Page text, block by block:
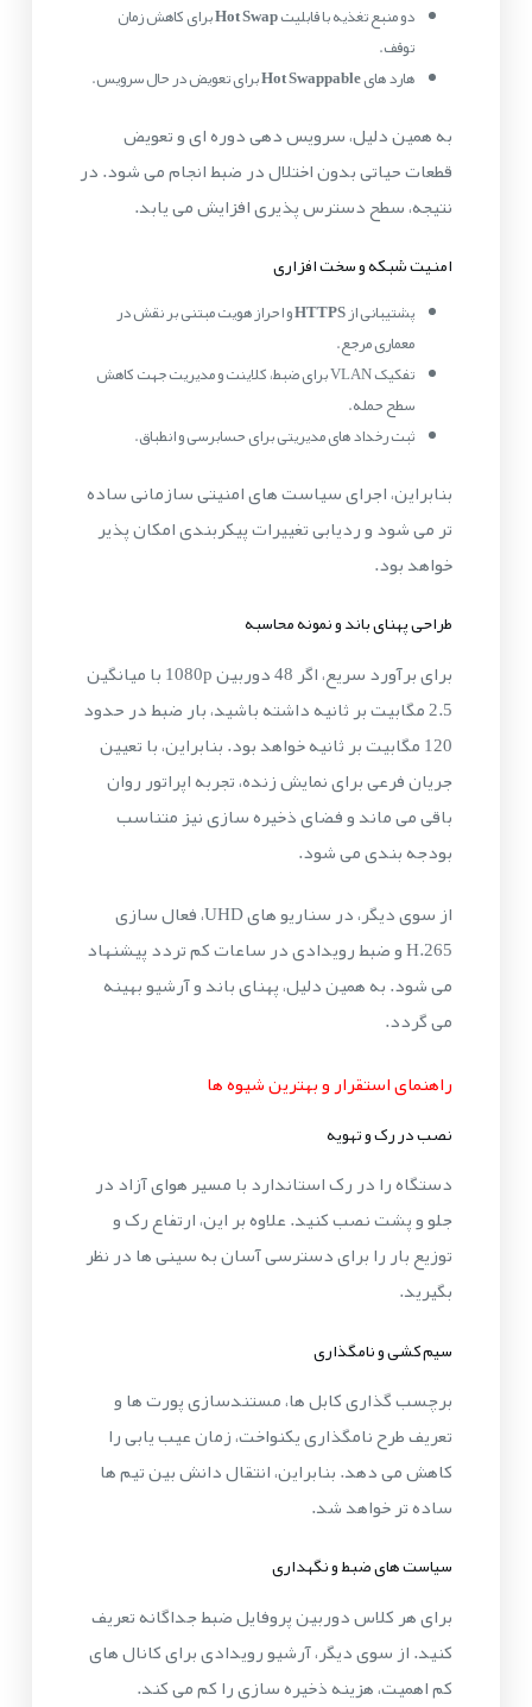
دو منبع تغذیه با قابلیتHot Swapبرای کاهش زمان
توقف.
هارد هایHot Swappableبرای تعویض در حال سرویس.
به همین دلیل، سرویس دهی دوره ای و تعویض
قطعات حیاتی بدون اختلال در ضبط انجام می شود. در
نتیجه، سطح دسترس پذیری افزایش می یابد.
امنیت شبکه و سخت افزاری
پشتیبانی ازHTTPSو احراز هویت مبتنی بر نقش در
معماری مرجع.
تفکیک VLAN برای ضبط، کلاینت و مدیریت جهت کاهش
سطح حمله.
ثبت رخداد های مدیریتی برای حسابرسی و انطباق.
بنابراین، اجرای سیاست های امنیتی سازمانی ساده
تر می شود و ردیابی تغییرات پیکربندی امکان پذیر
خواهد بود.
طراحی پهنای باند و نمونه محاسبه
برای برآورد سریع، اگر 48 دوربین 1080p با میانگین
2.5 مگابیت بر ثانیه داشته باشید، بار ضبط در حدود
120 مگابیت بر ثانیه خواهد بود. بنابراین، با تعیین
جریان فرعی برای نمایش زنده، تجربه اپراتور روان
باقی می ماند و فضای ذخیره سازی نیز متناسب
بودجه بندی می شود.
از سوی دیگر، در سناریو های UHD، فعال سازی
H.265 و ضبط رویدادی در ساعات کم تردد پیشنهاد
می شود. به همین دلیل، پهنای باند و آرشیو بهینه
می گردد.
راهنمای استقرار و بهترین شیوه ها
نصب در رک و تهویه
دستگاه را در رک استاندارد با مسیر هوای آزاد در
جلو و پشت نصب کنید. علاوه بر این، ارتفاع رک و
توزیع بار را برای دسترسی آسان به سینی ها در نظر
بگیرید.
سیم کشی و نامگذاری
برچسب گذاری کابل ها، مستندسازی پورت ها و
تعریف طرح نامگذاری یکنواخت، زمان عیب یابی را
کاهش می دهد. بنابراین، انتقال دانش بین تیم ها
ساده تر خواهد شد.
سیاست های ضبط و نگهداری
برای هر کلاس دوربین پروفایل ضبط جداگانه تعریف
کنید. از سوی دیگر، آرشیو رویدادی برای کانال های
کم اهمیت، هزینه ذخیره سازی را کم می کند.